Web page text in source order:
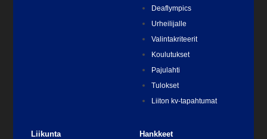
Deaflympics
Urheilijalle
Valintakriteerit
Koulutukset
Pajulahti
Tulokset
Liiton kv-tapahtumat
Liikunta Hankkeet